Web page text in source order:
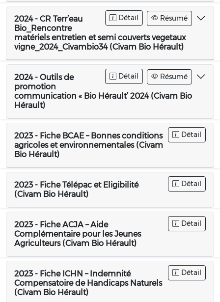
Détail Résumé
2024 - CR Terr’eau
Bio_Rencontre
matériels entretien et semi couverts vegetaux
vigne_2024_Civambio34 (Civam Bio Hérault)
Détail Résumé
2024 - Outils de
promotion
communication « Bio Hérault’ 2024 (Civam Bio
Hérault)
Détail
2023 - Fiche BCAE – Bonnes conditions
agricoles et environnementales (Civam
Bio Hérault)
Détail
2023 - Fiche Télépac et Eligibilité
(Civam Bio Hérault)
Détail
2023 - Fiche ACJA – Aide
Complémentaire pour les Jeunes
Agriculteurs (Civam Bio Hérault)
Détail
2023 - Fiche ICHN – Indemnité
Compensatoire de Handicaps Naturels
(Civam Bio Hérault)